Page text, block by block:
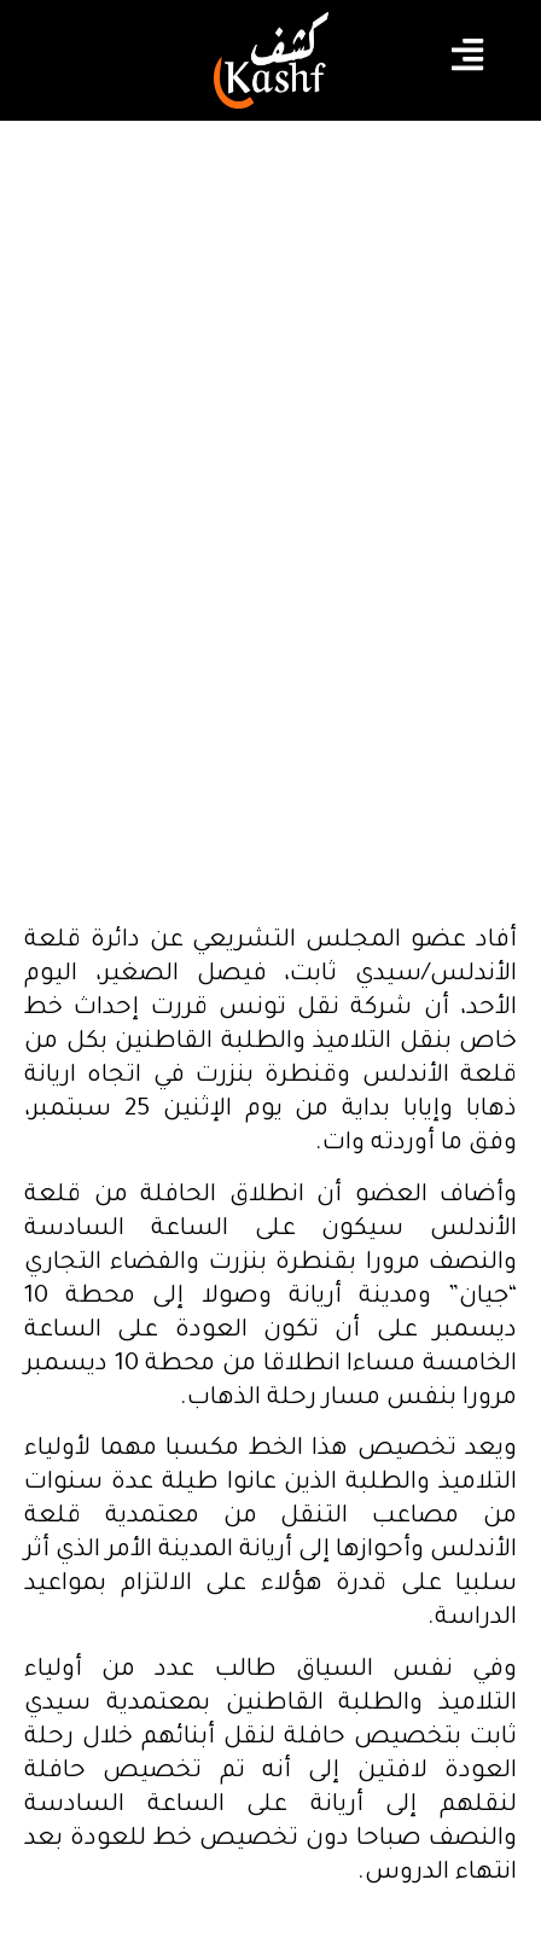
أفاد عضو المجلس التشريعي عن دائرة قلعة
الأندلس/سيدي ثابت، فيصل الصغير، اليوم
الأحد، أن شركة نقل تونس قررت إحداث خط
خاص بنقل التلاميذ والطلبة القاطنين بكل من
قلعة الأندلس وقنطرة بنزرت في اتجاه اريانة
ذهابا وإيابا بداية من يوم الإثنين 25 سبتمبر،
وفق ما أوردته وات.
وأضاف العضو أن انطلاق الحافلة من قلعة
الأندلس سيكون على الساعة السادسة
والنصف مرورا بقنطرة بنزرت والفضاء التجاري
“جيان” ومدينة أريانة وصولا إلى محطة 10
ديسمبر على أن تكون العودة على الساعة
الخامسة مساءا انطلاقا من محطة 10 ديسمبر
مرورا بنفس مسار رحلة الذهاب.
ويعد تخصيص هذا الخط مكسبا مهما لأولياء
التلاميذ والطلبة الذين عانوا طيلة عدة سنوات
من مصاعب التنقل من معتمدية قلعة
الأندلس وأحوازها إلى أريانة المدينة الأمر الذي أثر
سلبيا على قدرة هؤلاء على الالتزام بمواعيد
الدراسة.
وفي نفس السياق طالب عدد من أولياء
التلاميذ والطلبة القاطنين بمعتمدية سيدي
ثابت بتخصيص حافلة لنقل أبنائهم خلال رحلة
العودة لافتين إلى أنه تم تخصيص حافلة
لنقلهم إلى أريانة على الساعة السادسة
والنصف صباحا دون تخصيص خط للعودة بعد
انتهاء الدروس.